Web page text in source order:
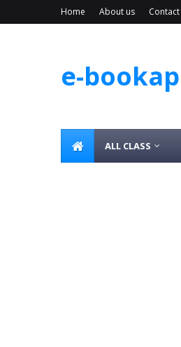
Home About us Contact
e-bookap
ALL CLASS